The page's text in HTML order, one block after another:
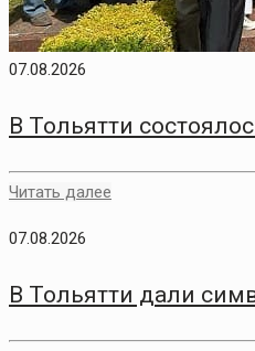
07.08.2026
В Тольятти
Читать далее
07.08.2026
В Тольятти дали